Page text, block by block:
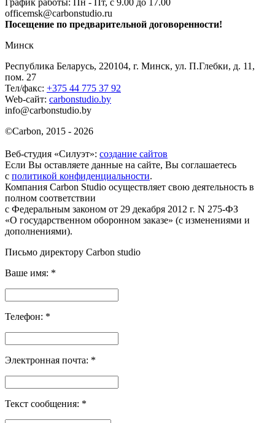
officemsk@carbonstudio.ru
Посещение по предварительной договоренности!
Минск
Республика Беларусь, 220104, г. Минск, ул. П.Глебки, д. 11,
пом. 27
Тел/факс: +375 44 775 37 92
Web-сайт: carbonstudio.by
info@carbonstudio.by
©Carbon, 2015 - 2026
Веб-студия «Силуэт»: создание сайтов
Если Вы оставляете данные на сайте, Вы соглашаетесь
с политикой конфиденциальности.
Компания Carbon Studio осуществляет свою деятельность в
полном соответствии
с Федеральным законом от 29 декабря 2012 г. N 275-ФЗ
«О государственном оборонном заказе» (с изменениями и
дополнениями).
Письмо директору Carbon studio
Ваше имя: *
Телефон: *
Электронная почта: *
Текст сообщения: *